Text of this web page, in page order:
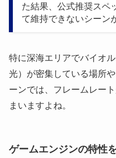
た結果、公式推奨スペ
て維持できないシーン
特に深海エリアでバイオ
光）が密集している場所
ーンでは、フレームレー
まいますよね。
ゲームエンジンの特性